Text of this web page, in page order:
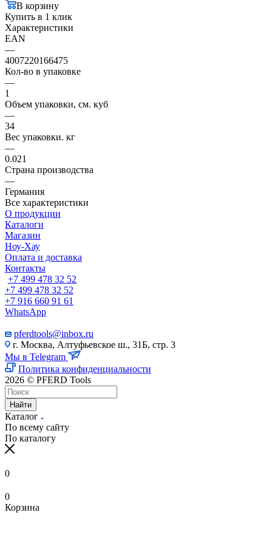
В корзину
Купить в 1 клик
Характеристики
EAN
—
4007220166475
Кол-во в упаковке
—
1
Объем упаковки, см. куб
—
34
Вес упаковки. кг
—
0.021
Страна производства
—
Германия
Все характеристики
О продукции
Каталоги
Магазин
Ноу-Хау
Оплата и доставка
Контакты
+7 499 478 32 52
+7 499 478 32 52
+7 916 660 91 61
WhatsApp
pferdtools@inbox.ru
г. Москва, Алтуфьевское ш., 31Б, стр. 3
Мы в Telegram
Политика конфиденциальности
2026 © PFERD Tools
Найти
Каталог
По всему сайту
По каталогу
0
0
Корзина